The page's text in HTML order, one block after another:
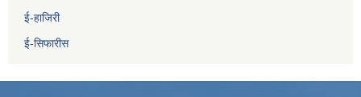
ई-हाजिरी
ई-सिफारीस